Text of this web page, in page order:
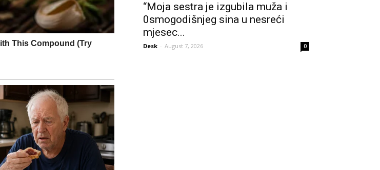
“Moja sestra je izgubila muža i
0smogodišnjeg sina u nesreći
mjesec...
Desk - August 7, 2026 0